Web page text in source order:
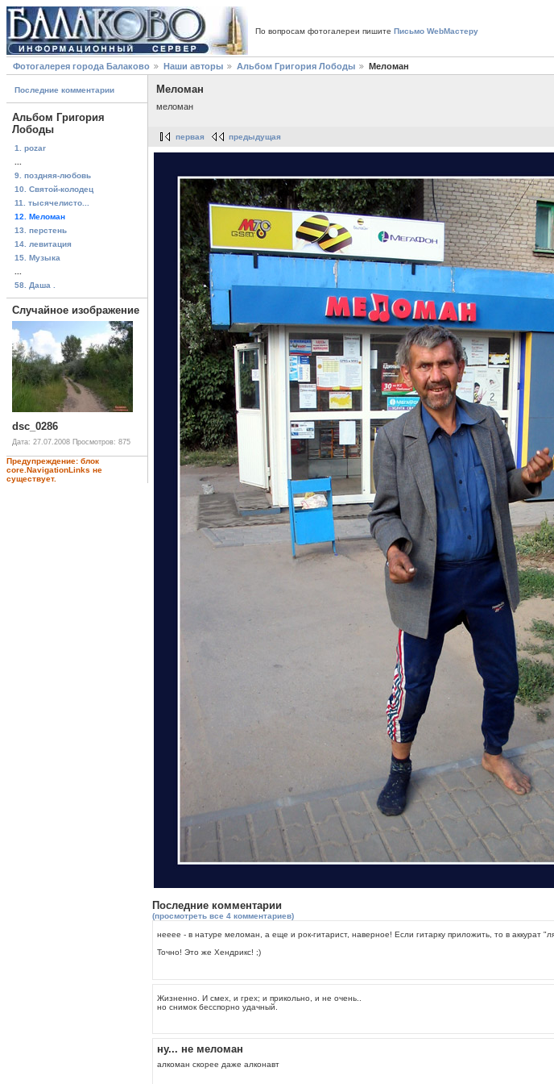
По вопросам фотогалереи пишите Письмо WebМастеру
Фотогалерея города Балаково Наши авторы Альбом Григория Лободы Меломан
Последние комментарии
Альбом Григория
Лободы
1. pozar
9. поздняя-любовь
10. Святой-колодец
11. тысячелисто...
12. Меломан
13. перстень
14. левитация
15. Музыка
58. Даша .
Случайное изображение
dsc_0286
Дата: 27.07.2008 Просмотров: 875
Предупреждение: блок
core.NavigationLinks не
существует.
Меломан
меломан
первая предыдущая
Последние комментарии
(просмотреть все 4 комментариев)
нееее - в натуре меломан, а еще и рок-гитарист, наверное! Если гитарку приложить, то в аккурат
Точно! Это же Хендрикс! ;)
Жизненно. И смех, и грех; и прикольно, и не очень..
но снимок бесспорно удачный.
ну... не меломан
алкоман скорее даже алконавт